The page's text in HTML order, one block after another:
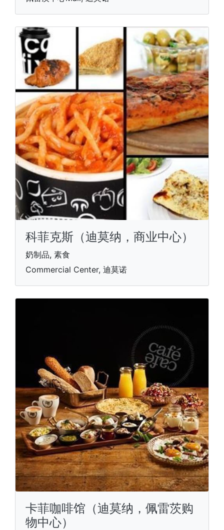
科菲克斯（迪莫纳，商业中心）
奶制品, 素食
Commercial Center, 迪莫诺
卡菲咖啡馆（迪莫纳，佩雷茨购
物中心）